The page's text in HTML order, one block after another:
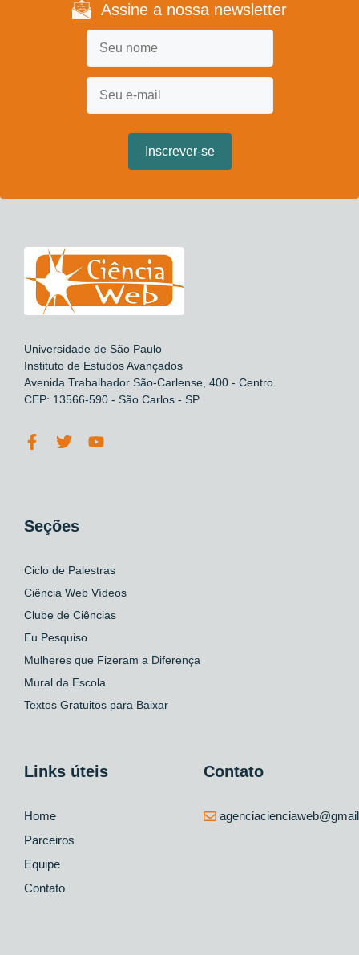
Assine a nossa newsletter
Universidade de São Paulo
Instituto de Estudos Avançados
Avenida Trabalhador São-Carlense, 400 - Centro
CEP: 13566-590 - São Carlos - SP
Seções
Ciclo de Palestras
Ciência Web Vídeos
Clube de Ciências
Eu Pesquiso
Mulheres que Fizeram a Diferença
Mural da Escola
Textos Gratuitos para Baixar
Links úteis
Home
Parceiros
Equipe
Contato
Contato